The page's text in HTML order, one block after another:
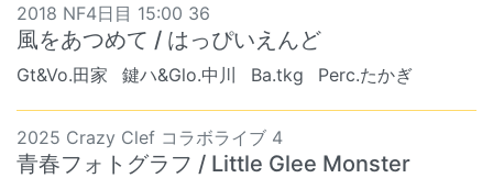
2018 NF4日目 15:00 36
風をあつめて / はっぴいえんど
Gt&Vo.田家 鍵ハ&Glo.中川 Ba.tkg Perc.たかぎ
2025 Crazy Clef コラボライブ 4
青春フォトグラフ / Little Glee Monster